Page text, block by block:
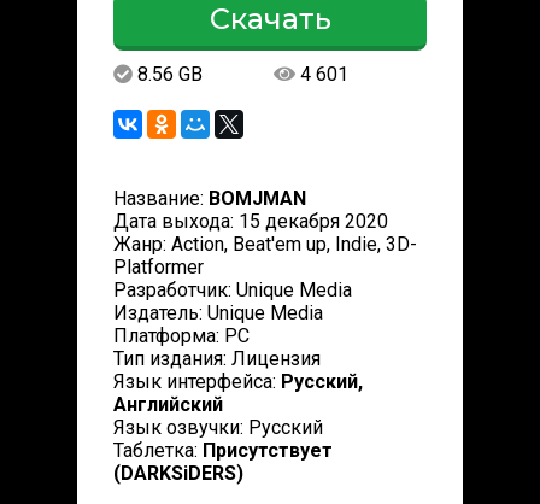
Скачать
8.56 GB 4 601
Название: BOMJMAN
Дата выхода: 15 декабря 2020
Жанр: Action, Beat'em up, Indie, 3D-
Platformer
Разработчик: Unique Media
Издатель: Unique Media
Платформа: PC
Тип издания: Лицензия
Язык интерфейса: Русский,
Английский
Язык озвучки: Русский
Таблетка: Присутствует
(DARKSiDERS)